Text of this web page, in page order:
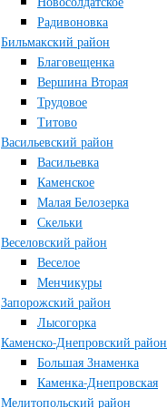
Радивоновка
Бильмакский район
Благовещенка
Вершина Вторая
Трудовое
Титово
Васильевский район
Васильевка
Каменское
Малая Белозерка
Скельки
Веселовский район
Веселое
Менчикуры
Запорожский район
Лысогорка
Каменско-Днепровский район
Большая Знаменка
Каменка-Днепровская
Мелитопольский район